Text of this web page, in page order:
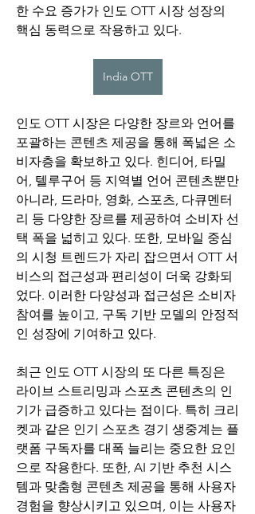
한 수요 증가가 인도 OTT 시장 성장의
핵심 동력으로 작용하고 있다.
India OTT
인도 OTT 시장은 다양한 장르와 언어를
포괄하는 콘텐츠 제공을 통해 폭넓은 소
비자층을 확보하고 있다. 힌디어, 타밀
어, 텔루구어 등 지역별 언어 콘텐츠뿐만
아니라, 드라마, 영화, 스포츠, 다큐멘터
리 등 다양한 장르를 제공하여 소비자 선
택 폭을 넓히고 있다. 또한, 모바일 중심
의 시청 트렌드가 자리 잡으면서 OTT 서
비스의 접근성과 편리성이 더욱 강화되
었다. 이러한 다양성과 접근성은 소비자
참여를 높이고, 구독 기반 모델의 안정적
인 성장에 기여하고 있다.
최근 인도 OTT 시장의 또 다른 특징은
라이브 스트리밍과 스포츠 콘텐츠의 인
기가 급증하고 있다는 점이다. 특히 크리
켓과 같은 인기 스포츠 경기 생중계는 플
랫폼 구독자를 대폭 늘리는 중요한 요인
으로 작용한다. 또한, AI 기반 추천 시스
템과 맞춤형 콘텐츠 제공을 통해 사용자
경험을 향상시키고 있으며, 이는 사용자